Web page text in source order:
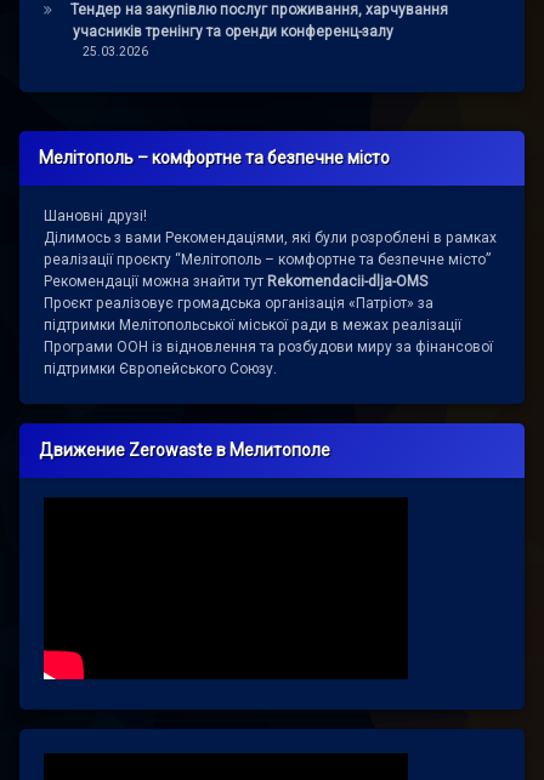
Тендер на закупівлю послуг проживання, харчування
учасників тренінгу та оренди конференц-залу
25.03.2026
Мелітополь – комфортне та безпечне місто
Шановні друзі!
Ділимось з вами Рекомендаціями, які були розроблені в рамках
реалізації проєкту “Мелітополь – комфортне та безпечне місто”
Рекомендації можна знайти тут Rekomendacii-dlja-OMS
Проєкт реалізовує громадська організація «Патріот» за
підтримки Мелітопольської міської ради в межах реалізації
Програми ООН із відновлення та розбудови миру за фінансової
підтримки Європейського Союзу.
Движение Zerowaste в Мелитополе